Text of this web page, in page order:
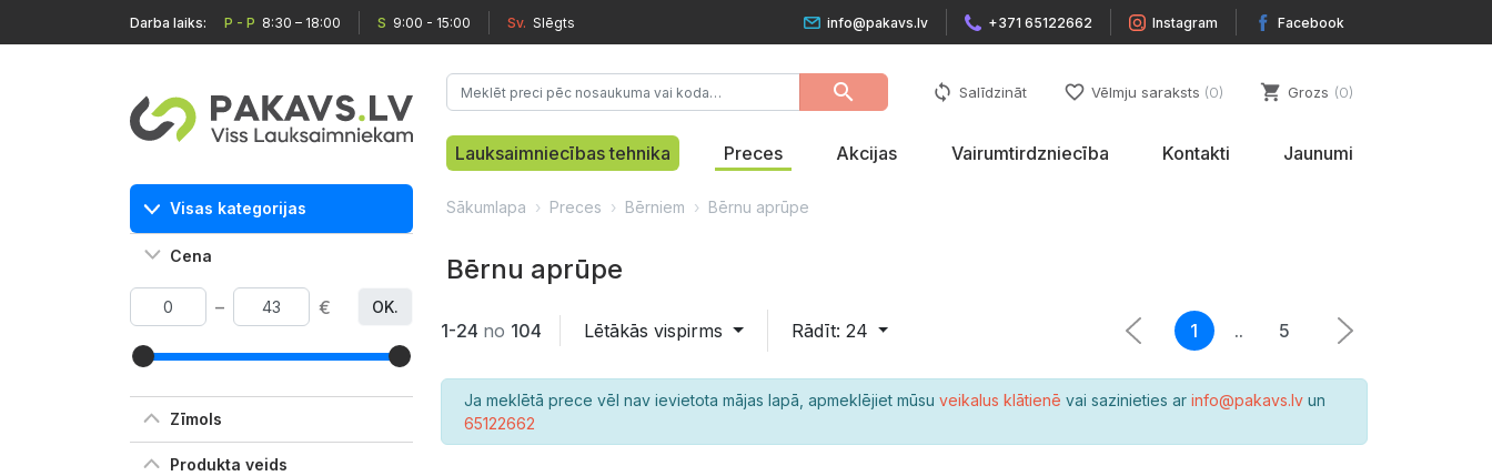
Darba laiks: P - P 8:30 – 18:00 S 9:00 - 15:00 Sv. Slēgts info@pakavs.lv +371 65122662 Instagram Facebook
search sync Salīdzināt favorite_border Vēlmju saraksts 0 shopping_cart Grozs 0
Lauksaimniecības tehnika Preces Akcijas Vairumtirdzniecība Kontakti Jaunumi
Visas kategorijas
Cena
– € OK.
Zīmols
Produkta veids
Sākumlapa Preces Bērniem Bērnu aprūpe
Bērnu aprūpe
1-24 no 104 Lētākās vispirms Rādīt: 24 1 .. 5
Ja meklētā prece vēl nav ievietota mājas lapā, apmeklējiet mūsu veikalus klātienē vai sazinieties ar info@pakavs.lv un
65122662